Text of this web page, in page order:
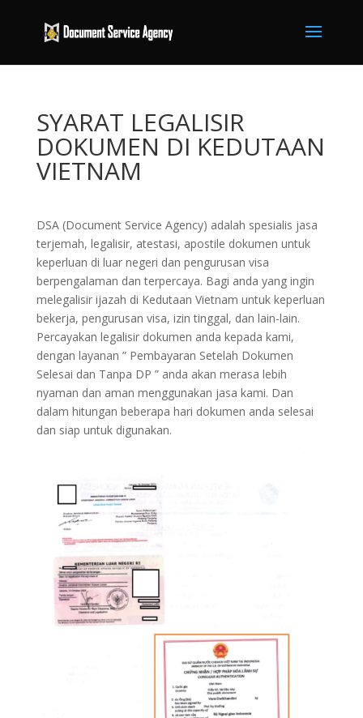
SYARAT LEGALISIR
DOKUMEN DI KEDUTAAN
VIETNAM
DSA (Document Service Agency) adalah spesialis jasa
terjemah, legalisir, atestasi, apostile dokumen untuk
keperluan di luar negeri dan pengurusan visa
berpengalaman dan terpercaya. Bagi anda yang ingin
melegalisir ijazah di Kedutaan Vietnam untuk keperluan
bekerja, pengurusan visa, izin tinggal, dan lain-lain.
Percayakan legalisir dokumen anda kepada kami,
dengan layanan ” Pembayaran Setelah Dokumen
Selesai dan Tanpa DP ” anda akan merasa lebih
nyaman dan aman menggunakan jasa kami. Dan
dalam hitungan beberapa hari dokumen anda selesai
dan siap untuk digunakan.